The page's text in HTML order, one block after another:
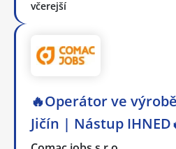
včerejší
🔥Operátor ve
Jičín | Nástup